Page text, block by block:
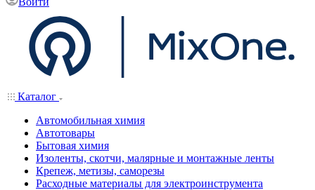
Каталог
Автомобильная химия
Автотовары
Бытовая химия
Изоленты, скотчи, малярные и монтажные ленты
Крепеж, метизы, саморезы
Расходные материалы для электроинструмента